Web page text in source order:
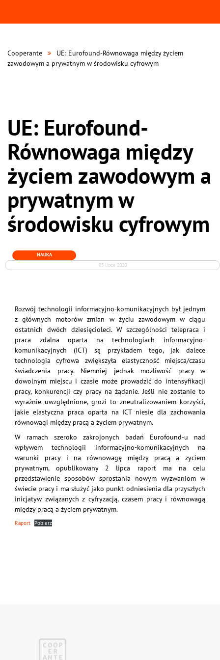
Cooperante
UE: Eurofound-Równowaga między życiem
zawodowym a prywatnym w środowisku cyfrowym
UE: Eurofound-
Równowaga między
życiem zawodowym a
prywatnym w
środowisku cyfrowym
NAUKA
03 lipca 2020
Rozwój technologii informacyjno-komunikacyjnych był jednym
z głównych motorów zmian w życiu zawodowym w ciągu
ostatnich dwóch dziesięcioleci. W szczególności telepraca i
praca zdalna oparta na technologiach informacyjno-
komunikacyjnych (ICT) są przykładem tego, jak dalece
technologia cyfrowa zwiększyła elastyczność miejsca/czasu
świadczenia pracy. Niemniej jednak możliwość pracy w
dowolnym miejscu i czasie może prowadzić do intensyfikacji
pracy, konkurencji czy pracy na żądanie. Jeśli nie zostanie to
wyraźnie uwzględnione, grozi to zneutralizowaniem korzyści,
jakie elastyczna praca oparta na ICT niesie dla zachowania
równowagi między pracą a życiem prywatnym.
W ramach szeroko zakrojonych badań Eurofound-u nad
wpływem technologii informacyjno-komunikacyjnych na
warunki pracy i na równowagę między pracą a życiem
prywatnym, opublikowany 2 lipca raport ma na celu
przedstawienie sposobów sprostania nowym wyzwaniom w
świecie pracy i ma służyć jako punkt odniesienia dla przyszłych
inicjatyw związanych z cyfryzacją, czasem pracy i równowagą
między pracą a życiem prywatnym.
Raport Pobierz